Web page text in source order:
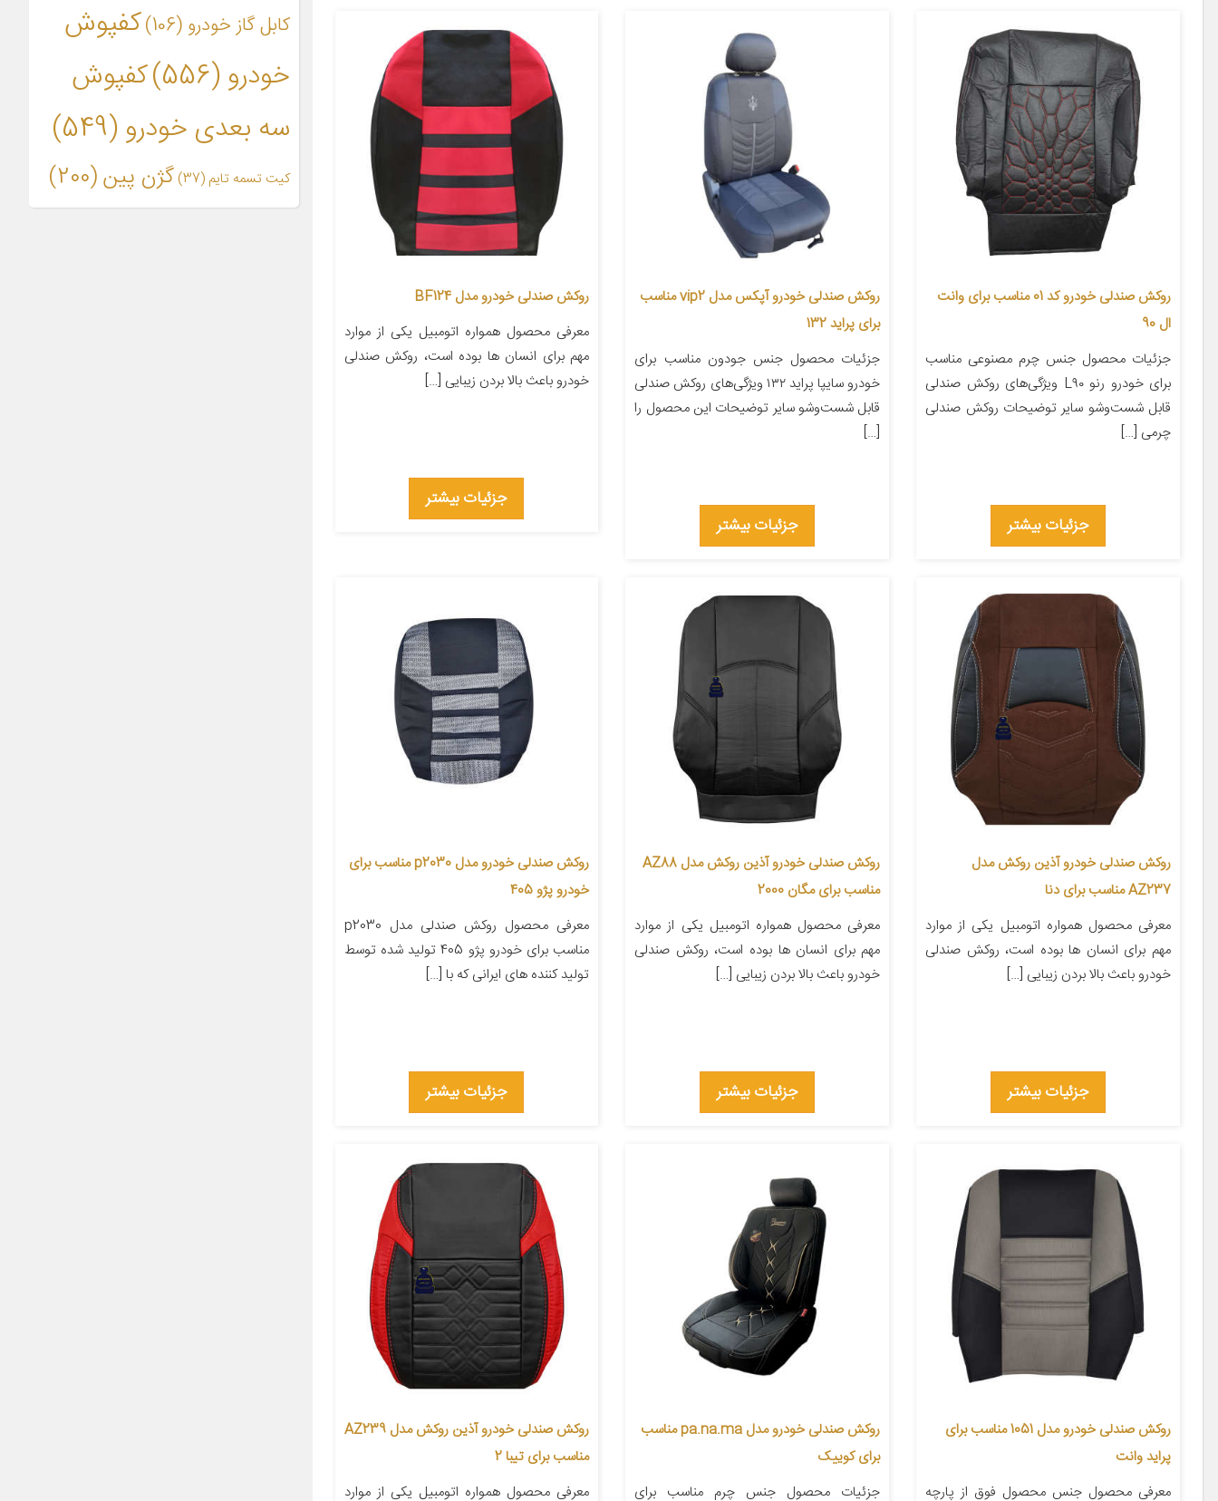
روکش صندلی خودرو کد 01 مناسب برای وانت
ال 90
جزئیات محصول جنس چرم مصنوعی مناسب
برای خودرو رنو L۹۰ ویژگی‌های روکش صندلی
قابل شست‌وشو سایر توضیحات روکش صندلی
چرمی […]
جزئیات بیشتر
روکش صندلی خودرو آپکس مدل vip2 مناسب
برای پراید 132
جزئیات محصول جنس جودون مناسب برای
خودرو سایپا پراید ۱۳۲ ویژگی‌های روکش صندلی
قابل شست‌وشو سایر توضیحات این محصول را
[…]
جزئیات بیشتر
روکش صندلی خودرو مدل BF124
معرفی محصول همواره اتومبیل یکی از موارد
مهم برای انسان ها بوده است، روکش صندلی
خودرو باعث بالا بردن زیبایی […]
جزئیات بیشتر
روکش صندلی خودرو آذین روکش مدل
AZ237 مناسب برای دنا
معرفی محصول همواره اتومبیل یکی از موارد
مهم برای انسان ها بوده است، روکش صندلی
خودرو باعث بالا بردن زیبایی […]
جزئیات بیشتر
روکش صندلی خودرو آذین روکش مدل AZ88
مناسب برای مگان 2000
معرفی محصول همواره اتومبیل یکی از موارد
مهم برای انسان ها بوده است، روکش صندلی
خودرو باعث بالا بردن زیبایی […]
جزئیات بیشتر
روکش صندلی خودرو مدل p2030 مناسب برای
خودرو پژو 405
معرفی محصول روکش صندلی مدل p2030
مناسب برای خودرو پژو 405 تولید شده توسط
تولید کننده های ایرانی که با […]
جزئیات بیشتر
روکش صندلی خودرو مدل 1051 مناسب برای
پراید وانت
معرفی محصول جنس محصول فوق از پارچه
روکش صندلی خودرو مدل pa.na.ma مناسب
برای کوییک
جزئیات محصول جنس چرم مناسب برای
روکش صندلی خودرو آذین روکش مدل AZ239
مناسب برای تیبا 2
معرفی محصول همواره اتومبیل یکی از موارد
کابل گاز خودرو (106)
کفپوش
خودرو(556)
کفپوش
سه بعدی خودرو(549)
کیت تسمه تایم (37) گژن پین(200)